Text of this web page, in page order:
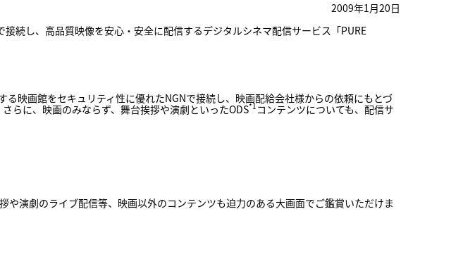
2009年1月20日
続し、高品質映像を安心・安全に配信するデジタルシネマ配信サービス「PURE
る映画館をセキュリティ性に優れたNGNで接続し、映画配給会社様からの依頼にもとづ
らに、映画のみならず、舞台挨拶や演劇といったODS*1コンテンツについても、配信サ
演劇のライブ配信等、映画以外のコンテンツも迫力のある大画面でご鑑賞いただけま